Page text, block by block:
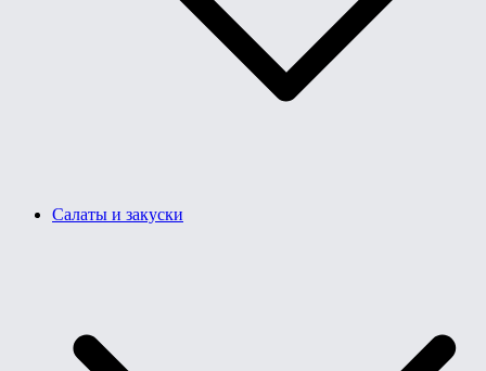
Салаты и закуски